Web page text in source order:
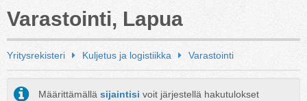
Varastointi, Lapua
Yritysrekisteri Kuljetus ja logistiikka Varastointi
Määrittämällä sijaintisi voit järjestellä hakutulokset